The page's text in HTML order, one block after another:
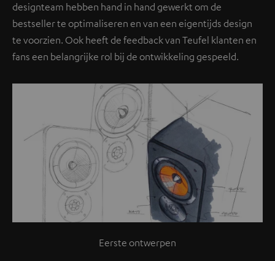
designteam hebben hand in hand gewerkt om de
bestseller te optimaliseren en van een eigentijds design
te voorzien. Ook heeft de feedback van Teufel klanten en
fans een belangrijke rol bij de ontwikkeling gespeeld.
Eerste ontwerpen